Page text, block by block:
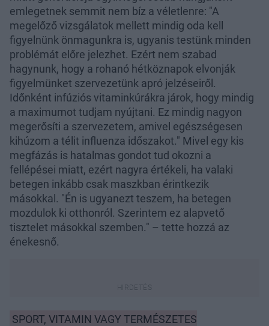
emlegetnek semmit nem bíz a véletlenre: "A
megelőző vizsgálatok mellett mindig oda kell
figyelnünk önmagunkra is, ugyanis testünk minden
problémát előre jelezhet. Ezért nem szabad
hagynunk, hogy a rohanó hétköznapok elvonják
figyelmünket szervezetünk apró jelzéseiről.
Időnként infúziós vitaminkúrákra járok, hogy mindig
a maximumot tudjam nyújtani. Ez mindig nagyon
megerősíti a szervezetem, amivel egészségesen
kihúzom a télit influenza időszakot." Mivel egy kis
megfázás is hatalmas gondot tud okozni a
fellépései miatt, ezért nagyra értékeli, ha valaki
betegen inkább csak maszkban érintkezik
másokkal. "Én is ugyanezt teszem, ha betegen
mozdulok ki otthonról. Szerintem ez alapvető
tisztelet másokkal szemben." – tette hozzá az
énekesnő.
SPORT, VITAMIN VAGY TERMÉSZETES